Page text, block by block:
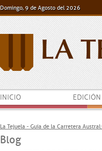
Domingo, 9 de Agosto del 2026
INICIO
La Tejuela - Guía de la Carretera
Blog